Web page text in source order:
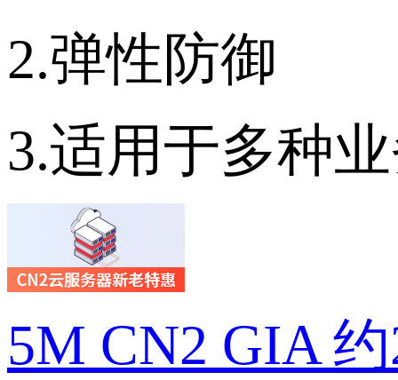
2.弹性防御
3.适用于多种
5M CN2 GIA